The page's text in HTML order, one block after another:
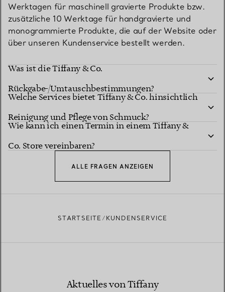
Werktagen für maschinell gravierte Produkte bzw.
zusätzliche 10 Werktage für handgravierte und
monogrammierte Produkte, die auf der Website oder
über unseren Kundenservice bestellt werden.
Was ist die Tiffany & Co.
Rückgabe-/Umtauschbestimmungen?
Rücksendeseite
Welche Services bietet Tiffany & Co. hinsichtlich
Reinigung und Pflege von Schmuck?
Wie kann ich einen Termin in einem Tiffany &
Co. Store vereinbaren?
ALLE FRAGEN ANZEIGEN
STARTSEITE KUNDENSERVICE
Aktuelles von Tiffany